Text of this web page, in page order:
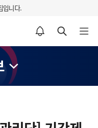
입니다.
알림설정 바로가기 검색 바로가기 메뉴 열기